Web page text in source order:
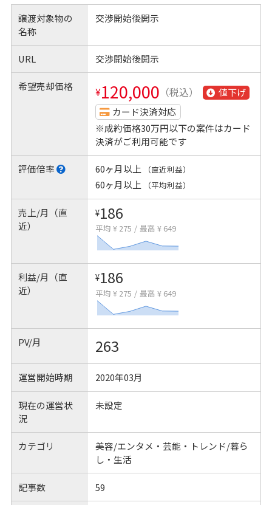
譲渡対象物の
名称
交渉開始後開示
URL 交渉開始後開示
希望売却価格 ¥120,000 （税込）
値下げ
カード決済対応
※成約価格30万円以下の案件はカード
決済がご利用可能です
評価倍率 60ヶ月以上 （直近利益）
60ヶ月以上 （平均利益）
売上/月（直
近）
¥186
平均 ¥ 275 / 最高 ¥ 649
利益/月（直
近）
¥186
平均 ¥ 275 / 最高 ¥ 649
PV/月 263
運営開始時期 2020年03月
現在の運営状
況
未設定
カテゴリ
美容/エンタメ・芸能・トレンド/暮ら
し・生活
記事数 59